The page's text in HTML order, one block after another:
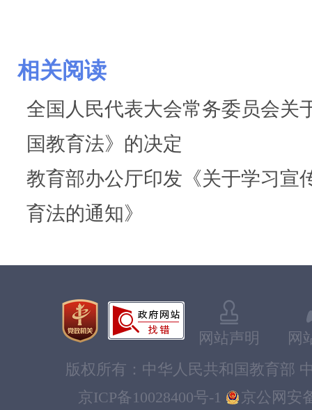
相关阅读
全国人民代表大会常务委员会关
国教育法》的决定
教育部办公厅印发《关于学习宣
育法的通知》
网站声明
网
版权所有：中华人民共和国教育部
京ICP备10028400号-1
京公网安